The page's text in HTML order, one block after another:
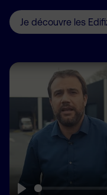
Je découvre les